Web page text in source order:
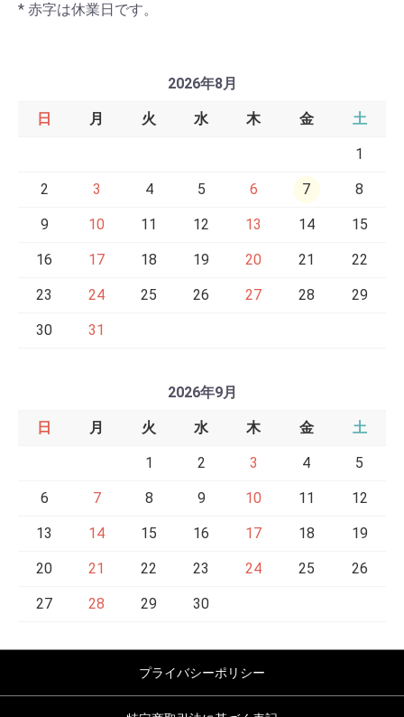
* 赤字は休業日です。
2026年8月
日 月 火 水 木 金 土
1
2 3 4 5 6 7 8
9 10 11 12 13 14 15
16 17 18 19 20 21 22
23 24 25 26 27 28 29
30 31
2026年9月
日 月 火 水 木 金 土
1 2 3 4 5
6 7 8 9 10 11 12
13 14 15 16 17 18 19
20 21 22 23 24 25 26
27 28 29 30
プライバシーポリシー